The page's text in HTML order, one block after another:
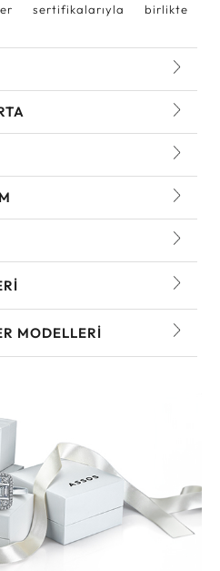
sertifikalarıyla birlikte
MODELLERI